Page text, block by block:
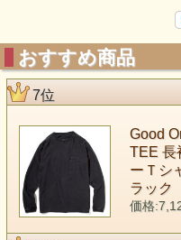
おすすめ商品
7位
Good
TEE 長
ーＴシ
ラック
価格